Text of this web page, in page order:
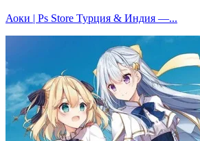
Аоки | Ps Store Турция & Индия —...